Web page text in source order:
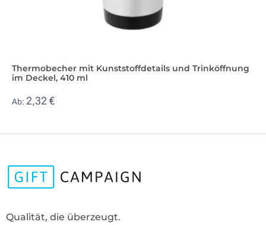
Thermobecher mit Kunststoffdetails und Trinköffnung
im Deckel, 410 ml
Ab: 2,32 €
Qualität, die überzeugt.